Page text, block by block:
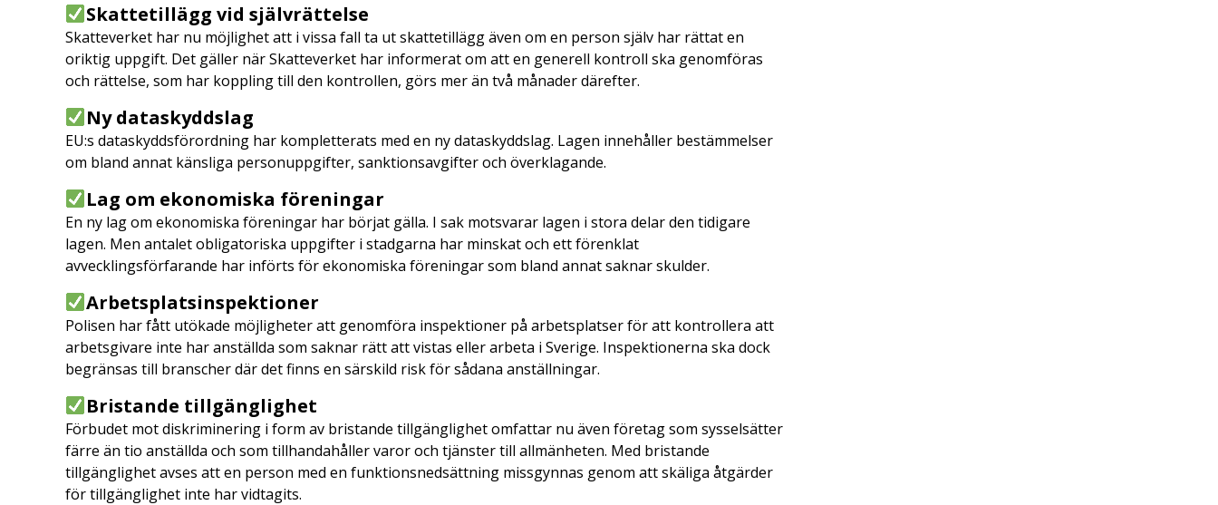
Skattetillägg vid självrättelse
Skatteverket har nu möjlighet att i vissa fall ta ut skattetillägg även om en person själv har rättat en
oriktig uppgift. Det gäller när Skatteverket har informerat om att en generell kontroll ska genomföras
och rättelse, som har koppling till den kontrollen, görs mer än två månader därefter.
Ny dataskyddslag
EU:s dataskyddsförordning har kompletterats med en ny dataskyddslag. Lagen innehåller bestämmelser
om bland annat känsliga personuppgifter, sanktionsavgifter och överklagande.
Lag om ekonomiska föreningar
En ny lag om ekonomiska föreningar har börjat gälla. I sak motsvarar lagen i stora delar den tidigare
lagen. Men antalet obligatoriska uppgifter i stadgarna har minskat och ett förenklat
avvecklingsförfarande har införts för ekonomiska föreningar som bland annat saknar skulder.
Arbetsplatsinspektioner
Polisen har fått utökade möjligheter att genomföra inspektioner på arbetsplatser för att kontrollera att
arbetsgivare inte har anställda som saknar rätt att vistas eller arbeta i Sverige. Inspektionerna ska dock
begränsas till branscher där det finns en särskild risk för sådana anställningar.
Bristande tillgänglighet
Förbudet mot diskriminering i form av bristande tillgänglighet omfattar nu även företag som sysselsätter
färre än tio anställda och som tillhandahåller varor och tjänster till allmänheten. Med bristande
tillgänglighet avses att en person med en funktionsnedsättning missgynnas genom att skäliga åtgärder
för tillgänglighet inte har vidtagits.